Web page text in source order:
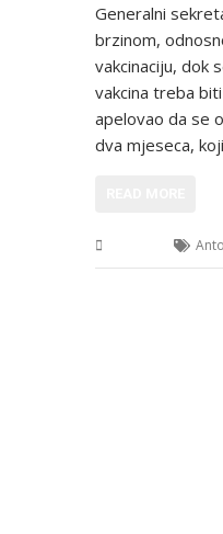
Generalni
brzinom,
vakcinaciju, dok
vakcina treba
apelovao da se
dva mjeseca,